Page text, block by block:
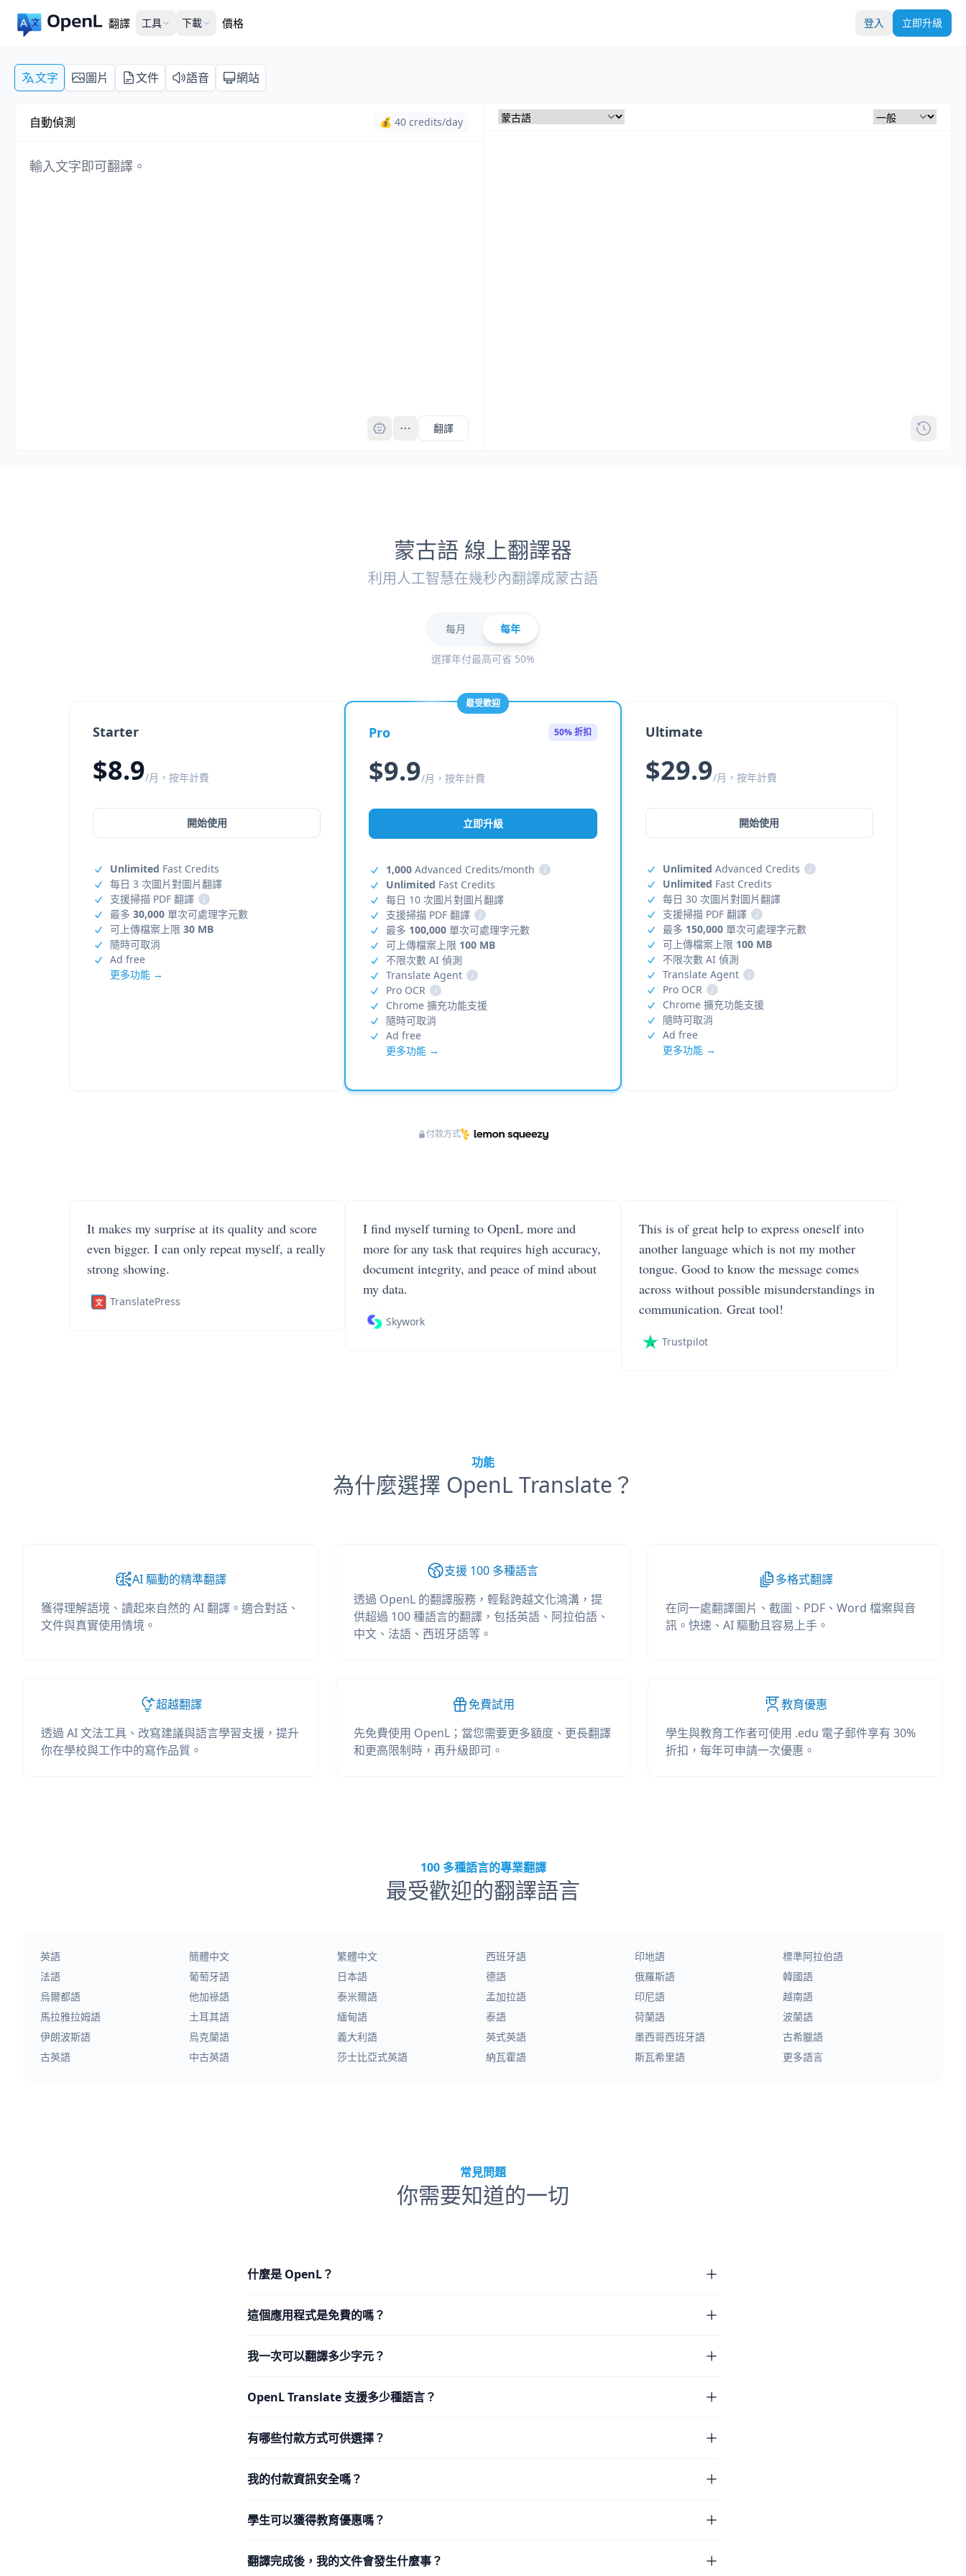
翻譯 工具 下載 價格 登入 立即升級
文字 圖片 文件 語音 網站
自動偵測 💰 40 credits/day
翻譯
蒙古語 線上翻譯器
利用人工智慧在幾秒內翻譯成蒙古語
每月 每年
選擇年付最高可省 50%
Starter
$8.9/月，按年計費
開始使用
Unlimited Fast Credits
每日 3 次圖片對圖片翻譯
支援掃描 PDF 翻譯
i
最多 30,000 單次可處理字元數
可上傳檔案上限 30 MB
隨時可取消
Ad free
更多功能 →
最受歡迎
Pro 50% 折扣
$9.9/月，按年計費
立即升級
1,000 Advanced Credits/month
i
Unlimited Fast Credits
每日 10 次圖片對圖片翻譯
支援掃描 PDF 翻譯
i
最多 100,000 單次可處理字元數
可上傳檔案上限 100 MB
不限次數 AI 偵測
Translate Agent
i
Pro OCR
i
Chrome 擴充功能支援
隨時可取消
Ad free
更多功能 →
Ultimate
$29.9/月，按年計費
開始使用
Unlimited Advanced Credits
i
Unlimited Fast Credits
每日 30 次圖片對圖片翻譯
支援掃描 PDF 翻譯
i
最多 150,000單次可處理字元數
可上傳檔案上限 100 MB
不限次數 AI 偵測
Translate Agent
i
Pro OCR
i
Chrome 擴充功能支援
隨時可取消
Ad free
更多功能 →
付款方式
It makes my surprise at its quality and score
even bigger. I can only repeat myself, a really
strong showing.
TranslatePress
I find myself turning to OpenL more and
more for any task that requires high accuracy,
document integrity, and peace of mind about
my data.
Skywork
This is of great help to express oneself into
another language which is not my mother
tongue. Good to know the message comes
across without possible misunderstandings in
communication. Great tool!
Trustpilot
功能
為什麼選擇 OpenL Translate？
AI 驅動的精準翻譯
獲得理解語境、讀起來自然的 AI 翻譯。適合對話、
文件與真實使用情境。
支援 100 多種語言
透過 OpenL 的翻譯服務，輕鬆跨越文化鴻溝，提
供超過 100 種語言的翻譯，包括英語、阿拉伯語、
中文、法語、西班牙語等。
多格式翻譯
在同一處翻譯圖片、截圖、PDF、Word 檔案與音
訊。快速、AI 驅動且容易上手。
超越翻譯
透過 AI 文法工具、改寫建議與語言學習支援，提升
你在學校與工作中的寫作品質。
免費試用
先免費使用 OpenL；當您需要更多額度、更長翻譯
和更高限制時，再升級即可。
教育優惠
學生與教育工作者可使用 .edu 電子郵件享有 30%
折扣，每年可申請一次優惠。
100 多種語言的專業翻譯
最受歡迎的翻譯語言
英語 簡體中文 繁體中文 西班牙語 印地語
標準阿拉伯語
法語
葡萄牙語 日本語 德語 俄羅斯語
韓國語
烏爾都語
他加祿語 泰米爾語 孟加拉語 印尼語
越南語
馬拉雅拉姆語
土耳其語 緬甸語 泰語 荷蘭語
波蘭語
伊朗波斯語
烏克蘭語 義大利語 英式英語 墨西哥西班牙語
古希臘語
古英語
中古英語 莎士比亞式英語 納瓦霍語 斯瓦希里語 更多語言
常見問題
你需要知道的一切
什麼是 OpenL？
這個應用程式是免費的嗎？
我一次可以翻譯多少字元？
OpenL Translate 支援多少種語言？
有哪些付款方式可供選擇？
我的付款資訊安全嗎？
學生可以獲得教育優惠嗎？
翻譯完成後，我的文件會發生什麼事？